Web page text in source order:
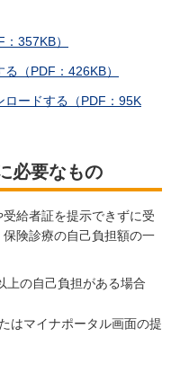
357KB）
（PDF：426KB）
ロードする（PDF：95K
必要なもの
給者証を提示できずに受
険診療の自己負担額の一
上の自己負担がある場合
はマイナポータル画面の提